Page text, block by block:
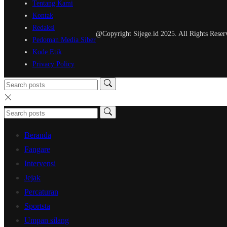
Tentang Kami
Kontak
Redaksi
Pedoman Media Siber
Kode Etik
Privacy Policy
@Copyright Sijege.id 2025. All Rights
Beranda
Fangare
Intervensi
Jejak
Percaturan
Sportsta
Umpan silang